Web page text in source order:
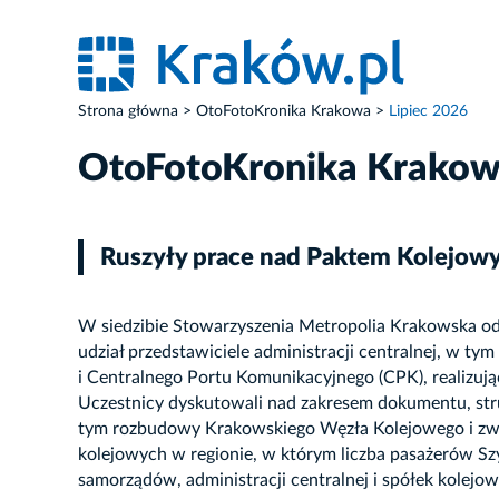
Strona główna OtoFotoKronika Krakowa Lipiec 2026
OtoFotoKronika
Ruszyły prace nad Paktem
W siedzibie Stowarzyszenia Metropolia Krakowska
udział przedstawiciele administracji centralnej, w
i Centralnego Portu Komunikacyjnego (CPK),
Uczestnicy dyskutowali nad zakresem dokumentu,
tym rozbudowy Krakowskiego Węzła Kolejowego i
kolejowych w regionie, w którym liczba pasażerów
samorządów, administracji centralnej i spółek